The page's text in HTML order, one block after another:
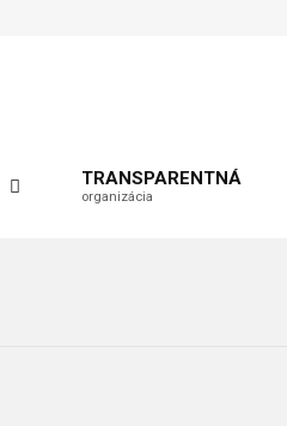
TRANSPARENTNÁ
organizácia